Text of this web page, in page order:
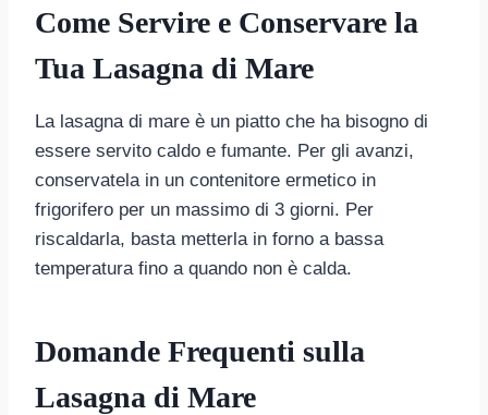
Come Servire e Conservare la
Tua Lasagna di Mare
La lasagna di mare è un piatto che ha bisogno di
essere servito caldo e fumante. Per gli avanzi,
conservatela in un contenitore ermetico in
frigorifero per un massimo di 3 giorni. Per
riscaldarla, basta metterla in forno a bassa
temperatura fino a quando non è calda.
Domande Frequenti sulla
Lasagna di Mare